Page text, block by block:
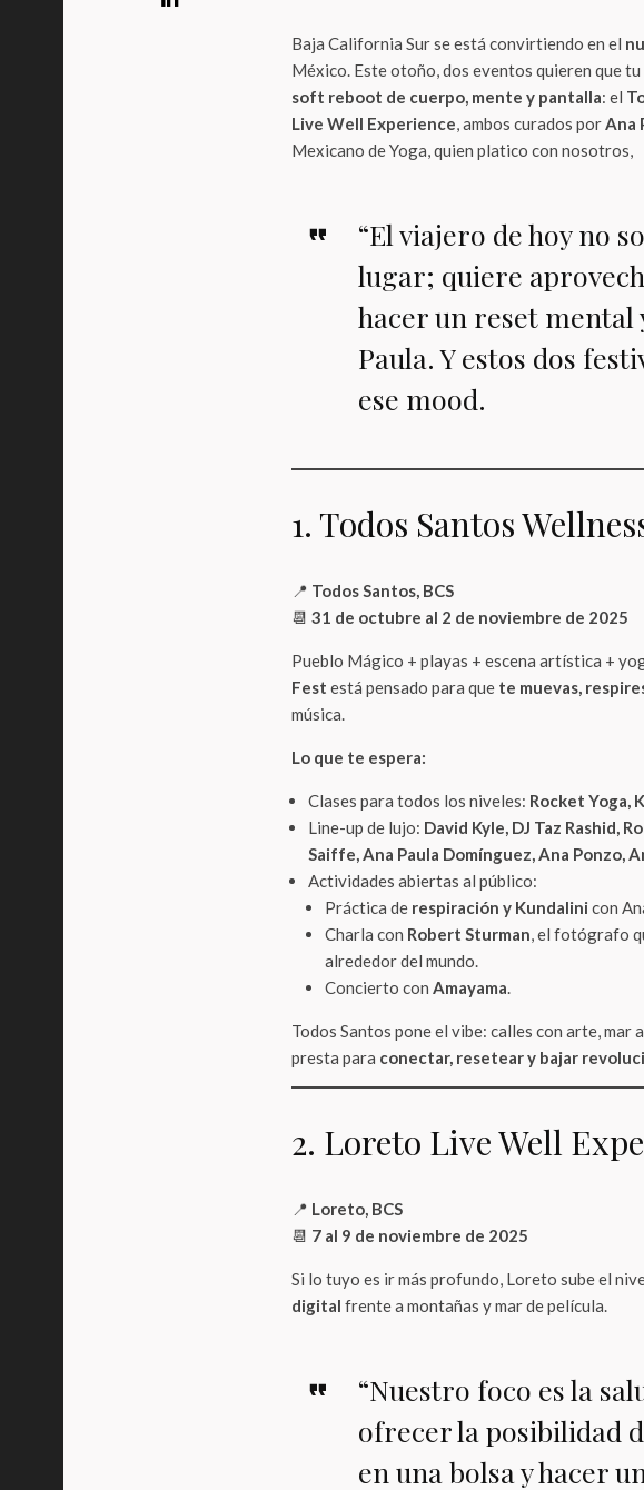
Baja California Sur se está convirtiendo en el
México. Este otoño, dos eventos quieren que tu
soft reboot de cuerpo, mente y pantalla: el
Live Well Experience, ambos curados porAna
Mexicano de Yoga, quien platico con nosotros,
“El viajero de hoy no
lugar; quiere
hacer un reset mental
Paula. Y estos dos
ese mood.
1. Todos Santos
📍 Todos Santos, BCS
📆 31 de octubre al 2 de noviembre de 2025
Pueblo Mágico + playas + escena artística +
Fest está pensado para que te muevas,
música.
Lo que te espera:
Clases para todos los niveles: Rocket Yoga,
Line-up de lujo: David Kyle, DJ Taz Rashid,
Saiffe, Ana Paula Domínguez, Ana Ponzo,
Actividades abiertas al público:
Práctica de respiración y Kundalini con
Charla con Robert Sturman, el fotógrafo
alrededor del mundo.
Concierto con Amayama.
Todos Santos pone el vibe: calles con arte, mar
presta para conectar, resetear y bajar
2. Loreto Live Well
📍 Loreto, BCS
📆 7 al 9 de noviembre de 2025
Si lo tuyo es ir más profundo, Loreto sube el
digital frente a montañas y mar de película.
“Nuestro foco es la
ofrecer la posibilidad
en una bolsa y hacer